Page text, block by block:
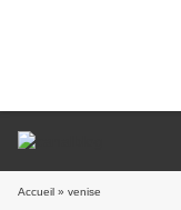
Accueil » venise